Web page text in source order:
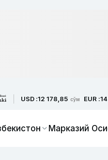
USD :12 178,85 сўм EUR :
Марказий